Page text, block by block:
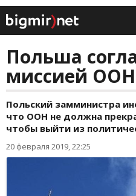
Польша
миссией ООН
Польский замминистра
что ООН не должна
чтобы выйти из
20 февраля 2019, 22:25